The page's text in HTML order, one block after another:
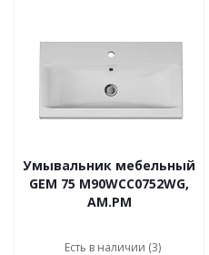
Умывальник мебельный
GEM 75 M90WCC0752WG,
AM.PM
Есть в наличии (3)